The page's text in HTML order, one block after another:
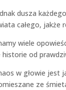
dusza
całego, jakże
wiele
historie od
w głowie jest
ze